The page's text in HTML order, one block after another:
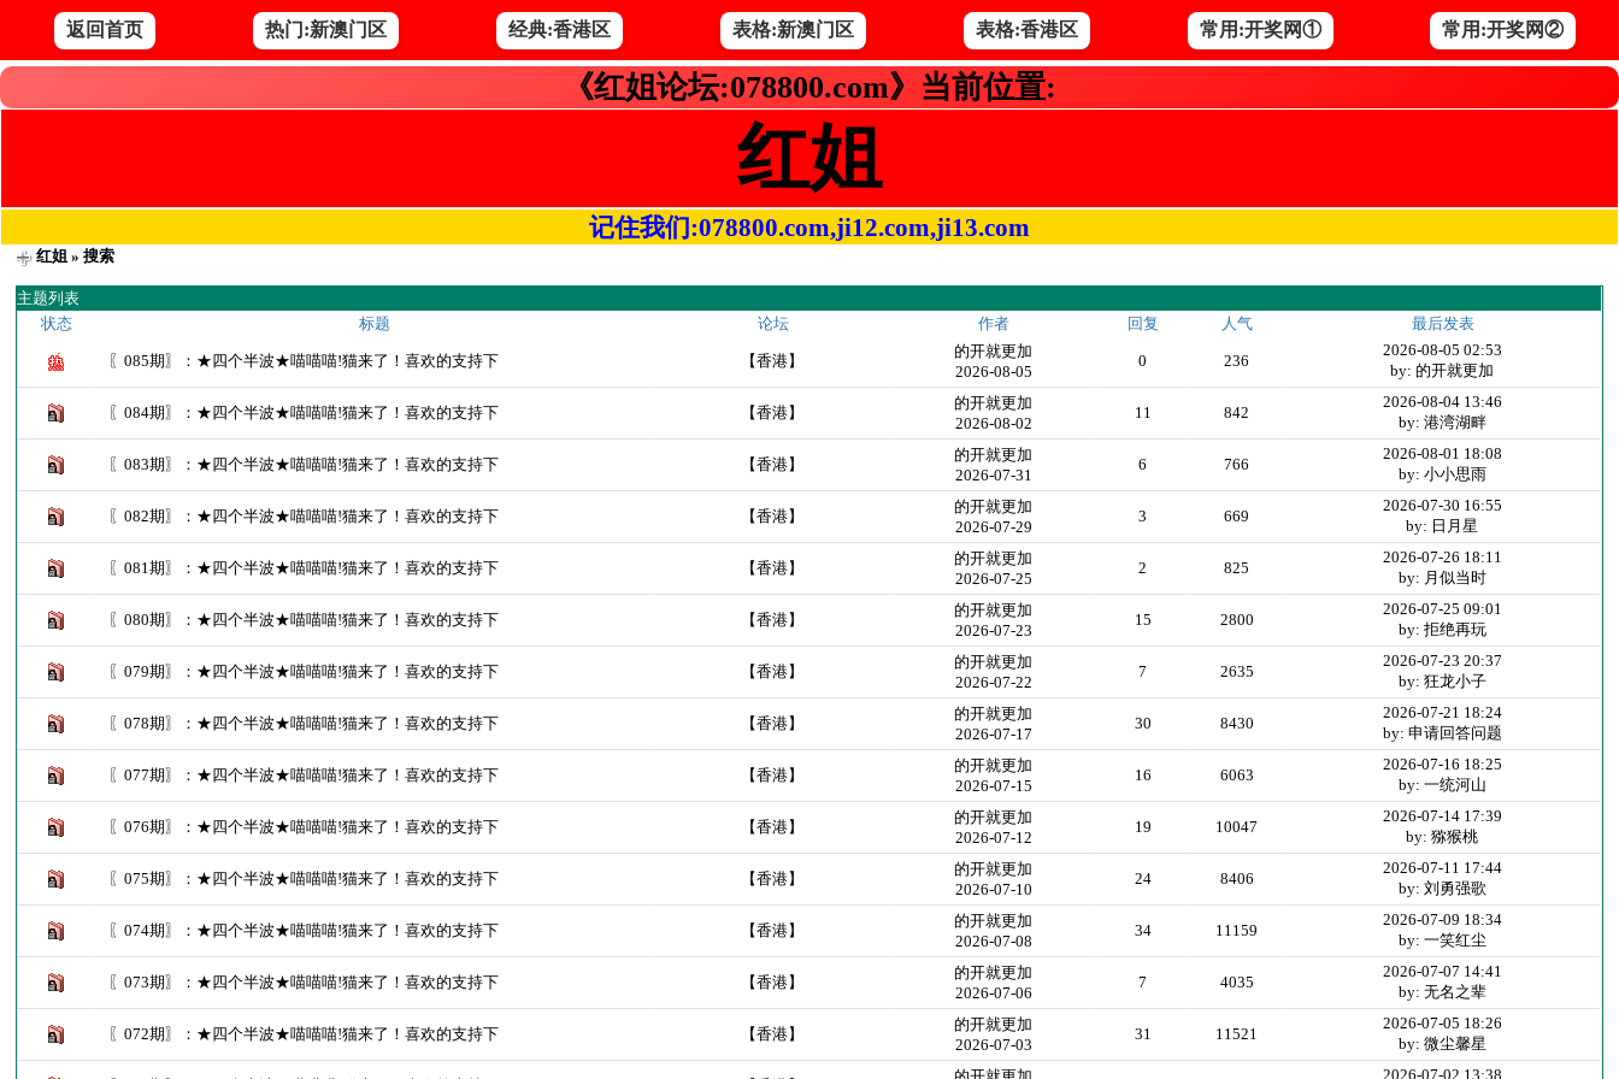
返回首页 热门:新澳门区 经典:香港区 表格:新澳门区 表格:香港区 常用:开奖网① 常用:开奖网②
《红姐论坛:078800.com》当前位置:
红姐
记住我们:078800.com,ji12.com,ji13.com
红姐 » 搜索
主题列表
状态
标题 论坛 作者 回复 人气 最后发表
〖085期〗：★四个半波★喵喵喵!猫来了！喜欢的支持下 【香港】
的开就更加
2026-08-05
0 236
2026-08-05 02:53
by: 的开就更加
〖084期〗：★四个半波★喵喵喵!猫来了！喜欢的支持下 【香港】
的开就更加
2026-08-02
11 842
2026-08-04 13:46
by: 港湾湖畔
〖083期〗：★四个半波★喵喵喵!猫来了！喜欢的支持下 【香港】
的开就更加
2026-07-31
6 766
2026-08-01 18:08
by: 小小思雨
〖082期〗：★四个半波★喵喵喵!猫来了！喜欢的支持下 【香港】
的开就更加
2026-07-29
3 669
2026-07-30 16:55
by: 日月星
〖081期〗：★四个半波★喵喵喵!猫来了！喜欢的支持下 【香港】
的开就更加
2026-07-25
2 825
2026-07-26 18:11
by: 月似当时
〖080期〗：★四个半波★喵喵喵!猫来了！喜欢的支持下 【香港】
的开就更加
2026-07-23
15 2800
2026-07-25 09:01
by: 拒绝再玩
〖079期〗：★四个半波★喵喵喵!猫来了！喜欢的支持下 【香港】
的开就更加
2026-07-22
7 2635
2026-07-23 20:37
by: 狂龙小子
〖078期〗：★四个半波★喵喵喵!猫来了！喜欢的支持下 【香港】
的开就更加
2026-07-17
30 8430
2026-07-21 18:24
by: 申请回答问题
〖077期〗：★四个半波★喵喵喵!猫来了！喜欢的支持下 【香港】
的开就更加
2026-07-15
16 6063
2026-07-16 18:25
by: 一统河山
〖076期〗：★四个半波★喵喵喵!猫来了！喜欢的支持下 【香港】
的开就更加
2026-07-12
19 10047
2026-07-14 17:39
by: 猕猴桃
〖075期〗：★四个半波★喵喵喵!猫来了！喜欢的支持下 【香港】
的开就更加
2026-07-10
24 8406
2026-07-11 17:44
by: 刘勇强歌
〖074期〗：★四个半波★喵喵喵!猫来了！喜欢的支持下 【香港】
的开就更加
2026-07-08
34 11159
2026-07-09 18:34
by: 一笑红尘
〖073期〗：★四个半波★喵喵喵!猫来了！喜欢的支持下 【香港】
的开就更加
2026-07-06
7 4035
2026-07-07 14:41
by: 无名之辈
〖072期〗：★四个半波★喵喵喵!猫来了！喜欢的支持下 【香港】
的开就更加
2026-07-03
31 11521
2026-07-05 18:26
by: 微尘馨星
2026-07-02 13:38